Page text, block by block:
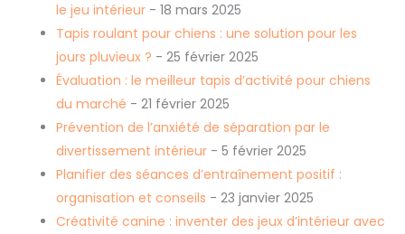
le jeu intérieur - 18 mars 2025
Tapis roulant pour chiens : une solution pour les
jours pluvieux ? - 25 février 2025
Évaluation : le meilleur tapis d’activité pour chiens
du marché - 21 février 2025
Prévention de l’anxiété de séparation par le
divertissement intérieur - 5 février 2025
Planifier des séances d’entraînement positif :
organisation et conseils - 23 janvier 2025
Créativité canine : inventer des jeux d’intérieur avec